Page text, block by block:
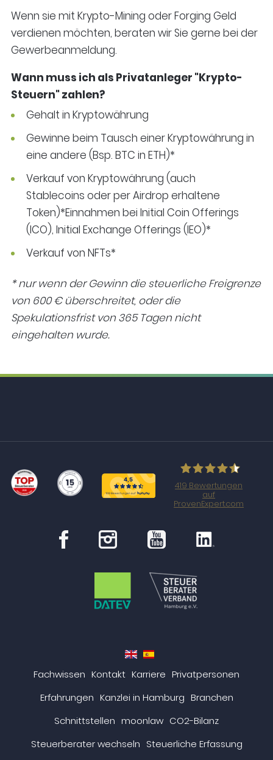
Wenn sie mit Krypto-Mining oder Forging Geld
verdienen möchten, beraten wir Sie gerne bei der
Gewerbeanmeldung.
Wann muss ich als Privatanleger "Krypto-
Steuern" zahlen?
Gehalt in Kryptowährung
Gewinne beim Tausch einer Kryptowährung in
eine andere (Bsp. BTC in ETH)*
Verkauf von Kryptowährung (auch
Stablecoins oder per Airdrop erhaltene
Token)*Einnahmen bei Initial Coin Offerings
(ICO), Initial Exchange Offerings (IEO)*
Verkauf von NFTs*
* nur wenn der Gewinn die steuerliche Freigrenze
von 600 € überschreitet, oder die
Spekulationsfrist von 365 Tagen nicht
eingehalten wurde.
steueragenten.de
419 Bewertungen
auf
ProvenExpert.com
en es
Fachwissen Kontakt Karriere Privatpersonen
Erfahrungen Kanzlei in Hamburg Branchen
Schnittstellen moonlaw CO2-Bilanz
Steuerberater wechseln Steuerliche Erfassung